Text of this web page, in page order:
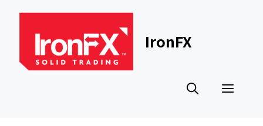
content
IronFX